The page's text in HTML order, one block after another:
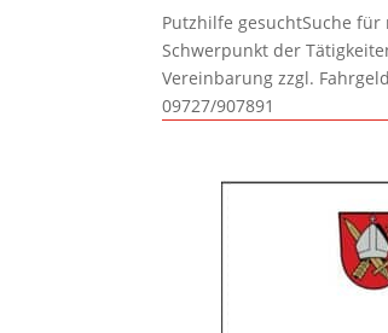
Putzhilfe gesuchtSuche für
Schwerpunkt der
Vereinbarung zzgl.
09727/907891